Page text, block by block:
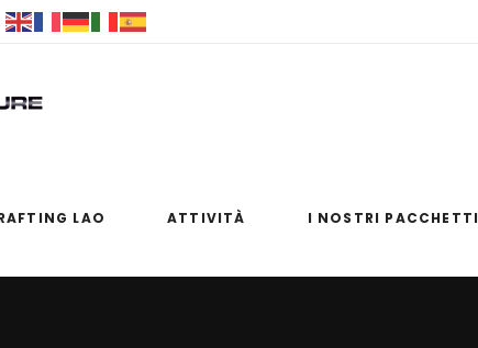
LAO ATTIVITÀ I NOSTRI PACCHETTI